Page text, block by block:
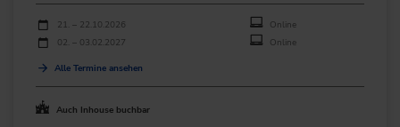
Durchführungen
Veranstaltungsdatum
21. – 22.10.2026
Online
02. – 03.02.2027
Online
Alle Termine ansehen
Auch Inhouse buchbar